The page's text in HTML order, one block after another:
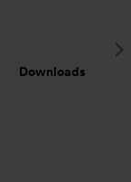
Downloads